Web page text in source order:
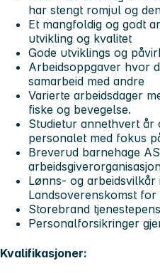
har stengt romjul og
Et mangfoldig og godt
utvikling og kvalitet
Gode utviklings og
Arbeidsoppgaver hvor
samarbeid med andre
Varierte arbeidsdager
fiske og bevegelse.
Studietur annethvert år
personalet med fokus
Breverud barnehage
Lønns- og
Landsoverenskomst
Storebrand
Personalforsikringer
Kvalifikasjoner: